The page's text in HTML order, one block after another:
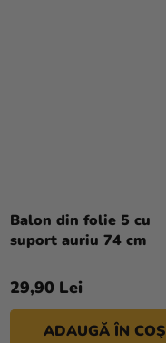
Balon din folie 5 cu
suport auriu 74 cm
29,90 Lei
ADAUGĂ ÎN COŞ